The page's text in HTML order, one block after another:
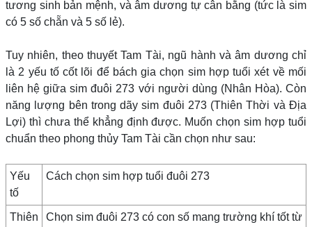
tương sinh bản mệnh, và âm dương tự cân bằng (tức là sim
có 5 số chẵn và 5 số lẻ).
Tuy nhiên, theo thuyết Tam Tài, ngũ hành và âm dương chỉ
là 2 yếu tố cốt lõi để bách gia chọn sim hợp tuổi xét về mối
liên hệ giữa sim đuôi 273 với người dùng (Nhân Hòa). Còn
năng lượng bên trong dãy sim đuôi 273 (Thiên Thời và Địa
Lợi) thì chưa thể khẳng định được. Muốn chọn sim hợp tuổi
chuẩn theo phong thủy Tam Tài cần chọn như sau:
Yếu
tố
Cách chọn sim hợp tuổi đuôi 273
Thiên
Chọn sim đuôi 273 có con số mang trường khí tốt từ